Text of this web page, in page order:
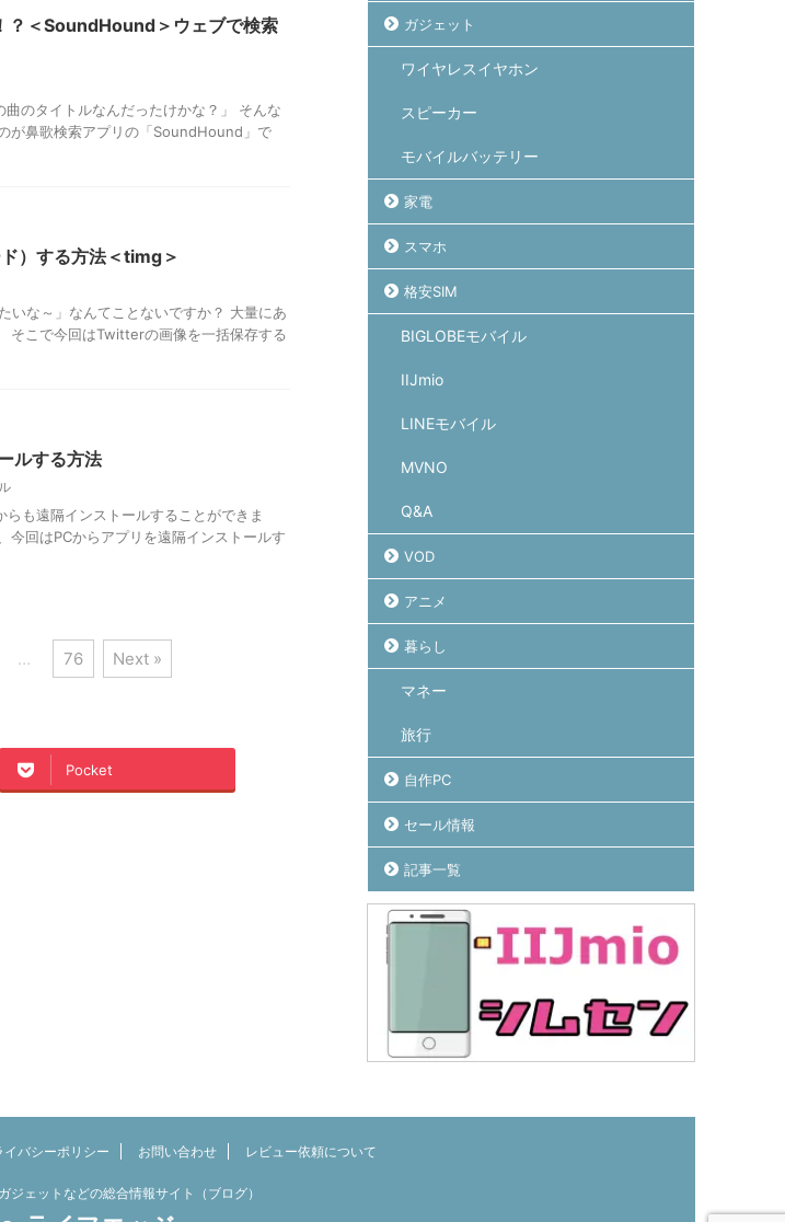
？＜SoundHound＞ウェブで検索
曲のタイトルなんだったけかな？」 そんな
が鼻歌検索アプリの「SoundHound」で
）する方法＜timg＞
いな～」なんてことないですか？ 大量にあ
そこで今回はTwitterの画像を一括保存する
ルする方法
も遠隔インストールすることができま
今回はPCからアプリを遠隔インストールす
… 76 Next »
Pocket
ガジェット
ワイヤレスイヤホン
スピーカー
モバイルバッテリー
家電
スマホ
格安SIM
BIGLOBEモバイル
IIJmio
LINEモバイル
MVNO
Q&A
VOD
アニメ
暮らし
マネー
旅行
自作PC
セール情報
記事一覧
イバシーポリシー お問い合わせ レビュー依頼について
ジェットなどの総合情報サイト（ブログ）